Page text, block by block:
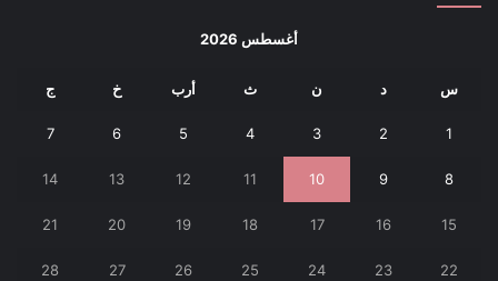
أغسطس 2026
س د ن ث أرب خ ج
1
2
3
4
5
6
7
8
9
10
11
12
13
14
15
16
17
18
19
20
21
22
23
24
25
26
27
28